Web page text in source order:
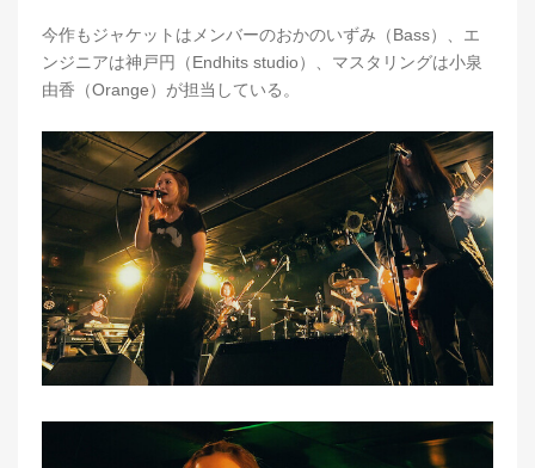
今作もジャケットはメンバーのおかのいずみ（Bass）、エ
ンジニアは神戸円（Endhits studio）、マスタリングは小泉
由香（Orange）が担当している。